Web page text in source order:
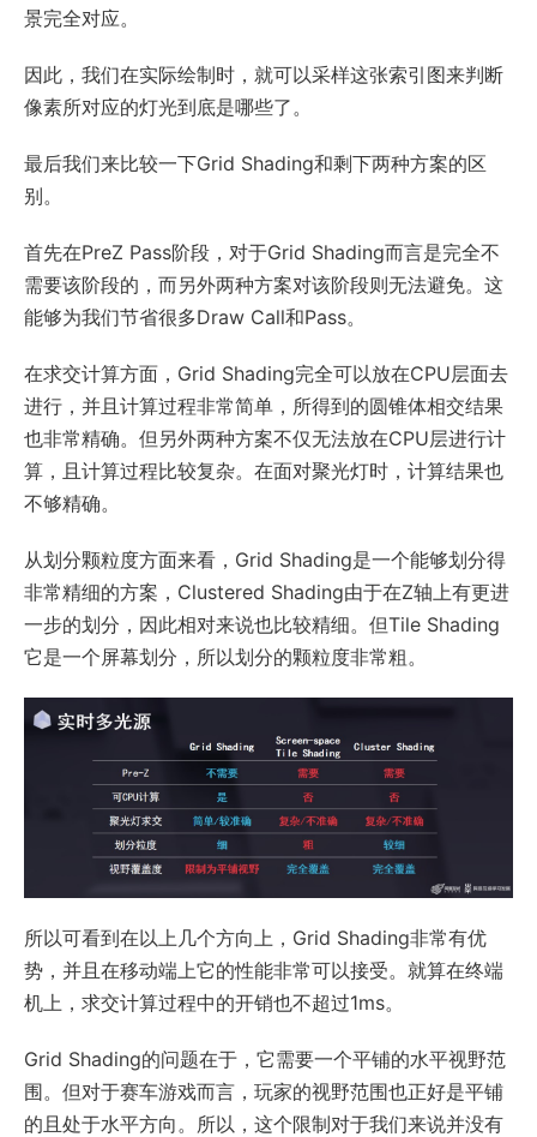
景完全对应。
因此，我们在实际绘制时，就可以采样这张索引图来判断
像素所对应的灯光到底是哪些了。
最后我们来比较一下Grid Shading和剩下两种方案的区
别。
首先在PreZ Pass阶段，对于Grid Shading而言是完全不
需要该阶段的，而另外两种方案对该阶段则无法避免。这
能够为我们节省很多Draw Call和Pass。
在求交计算方面，Grid Shading完全可以放在CPU层面去
进行，并且计算过程非常简单，所得到的圆锥体相交结果
也非常精确。但另外两种方案不仅无法放在CPU层进行计
算，且计算过程比较复杂。在面对聚光灯时，计算结果也
不够精确。
从划分颗粒度方面来看，Grid Shading是一个能够划分得
非常精细的方案，Clustered Shading由于在Z轴上有更进
一步的划分，因此相对来说也比较精细。但Tile Shading
它是一个屏幕划分，所以划分的颗粒度非常粗。
所以可看到在以上几个方向上，Grid Shading非常有优
势，并且在移动端上它的性能非常可以接受。就算在终端
机上，求交计算过程中的开销也不超过1ms。
Grid Shading的问题在于，它需要一个平铺的水平视野范
围。但对于赛车游戏而言，玩家的视野范围也正好是平铺
的且处于水平方向。所以，这个限制对于我们来说并没有